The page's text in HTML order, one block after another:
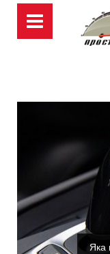
Skip
content
Яка